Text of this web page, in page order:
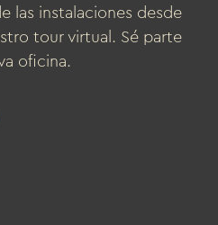
las instalaciones desde
tour virtual. Sé parte
oficina.